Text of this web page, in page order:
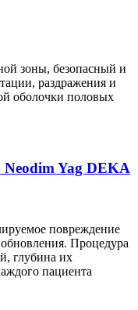
зоны, безопасный и
раздражения и
оболочки половых
Yag DEKA
повреждение
Процедура
глубина их
пациента